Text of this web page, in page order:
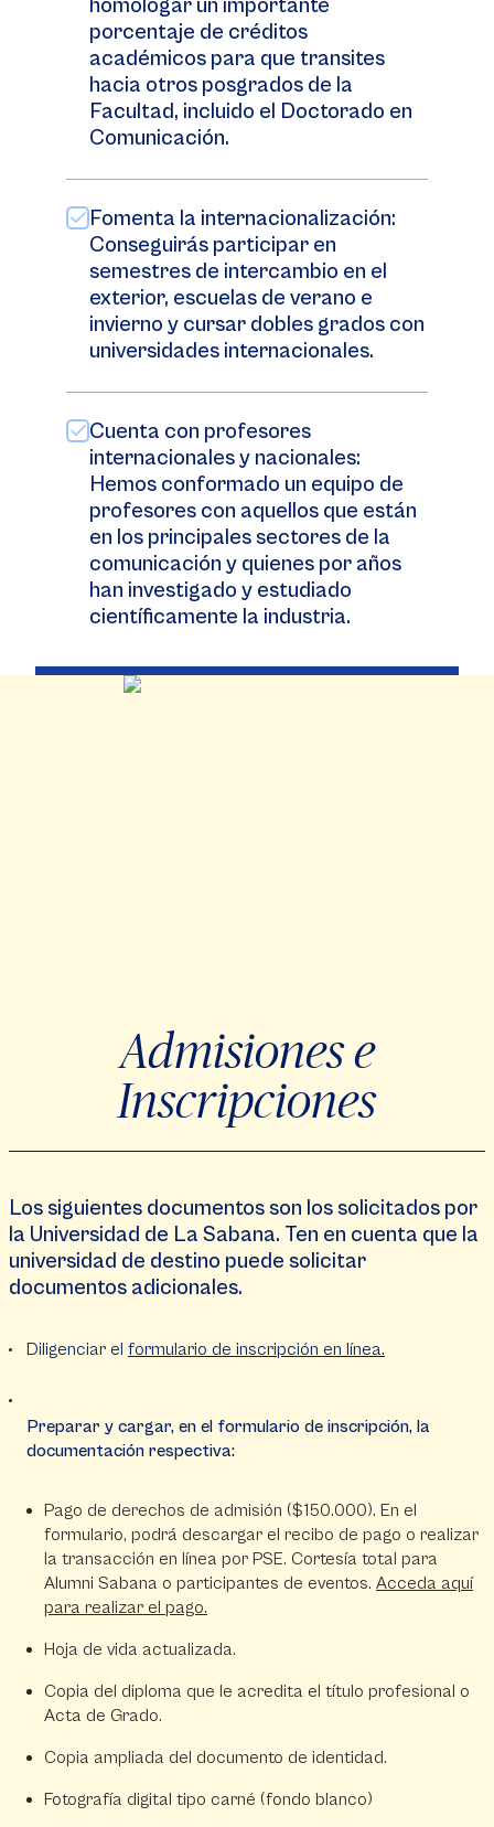
homologar un importante
porcentaje de créditos
académicos para que transites
hacia otros posgrados de la
Facultad, incluido el Doctorado en
Comunicación.
Fomenta la internacionalización:
Conseguirás participar en
semestres de intercambio en el
exterior, escuelas de verano e
invierno y cursar dobles grados con
universidades internacionales.
Cuenta con profesores
internacionales y nacionales:
Hemos conformado un equipo de
profesores con aquellos que están
en los principales sectores de la
comunicación y quienes por años
han investigado y estudiado
científicamente la industria.
Admisiones e
Inscripciones
Los siguientes documentos son los solicitados por
la Universidad de La Sabana. Ten en cuenta que la
universidad de destino puede solicitar
documentos adicionales.
Diligenciar el formulario de inscripción en línea.
Preparar y cargar, en el formulario de inscripción, la
documentación respectiva:
Pago de derechos de admisión ($150.000). En el
formulario, podrá descargar el recibo de pago o realizar
la transacción en línea por PSE. Cortesía total para
Alumni Sabana o participantes de eventos. Acceda aquí
para realizar el pago.
Hoja de vida actualizada.
Copia del diploma que le acredita el título profesional o
Acta de Grado.
Copia ampliada del documento de identidad.
Fotografía digital tipo carné (fondo blanco)